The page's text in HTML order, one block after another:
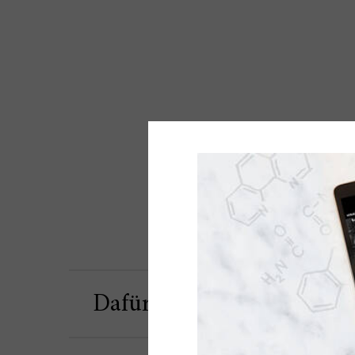
Dafür ist es gut